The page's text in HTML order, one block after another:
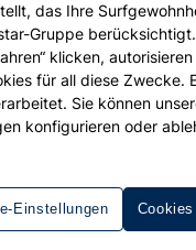
einen
sagte Antoine de
das Ihre
Gruppe berücksichtigt.
klicken, autorisieren
für all diese Zwecke.
Sie können
konfigurieren oder
Einstellungen